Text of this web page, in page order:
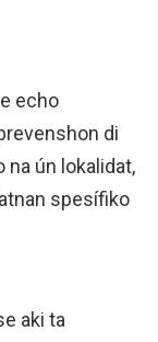
echo
di
na ún lokalidat,
spesífiko
aki ta